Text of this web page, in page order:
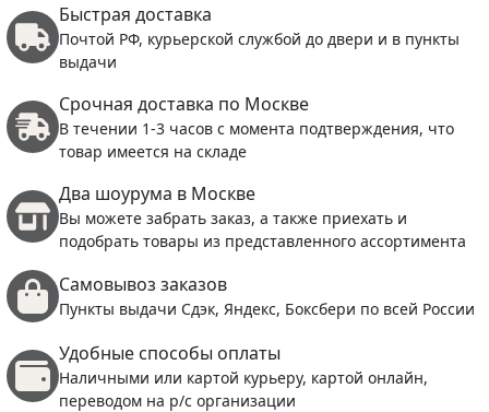
Быстрая доставка
Почтой РФ, курьерской службой до двери и в пункты
выдачи
Срочная доставка по Москве
В течении 1-3 часов с момента подтверждения, что
товар имеется на складе
Два шоурума в Москве
Вы можете забрать заказ, а также приехать и
подобрать товары из представленного ассортимента
Самовывоз заказов
Пункты выдачи Сдэк, Яндекс, Боксбери по всей России
Удобные способы оплаты
Наличными или картой курьеру, картой онлайн,
переводом на р/с организации